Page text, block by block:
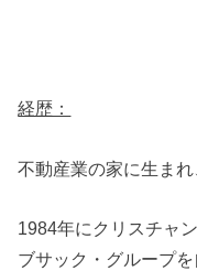
経歴：
不動産業の家に生まれ
1984年にクリスチャ
ブサック・グループ